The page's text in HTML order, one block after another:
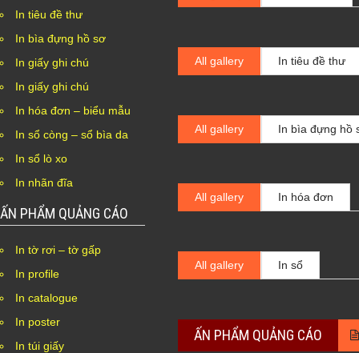
All gallery In tiêu đề thư
All gallery In bìa đựng hồ
All gallery In hóa đơn
All gallery In sổ
ẤN PHẨM QUẢNG CÁO
In tiêu đề thư
In bìa đựng hồ sơ
In giấy ghi chú
In giấy ghi chú
In hóa đơn – biểu mẫu
In sổ còng – sổ bìa da
In sổ lò xo
In nhãn đĩa
ẤN PHẨM QUẢNG CÁO
In tờ rơi – tờ gấp
In profile
In catalogue
In poster
In túi giấy